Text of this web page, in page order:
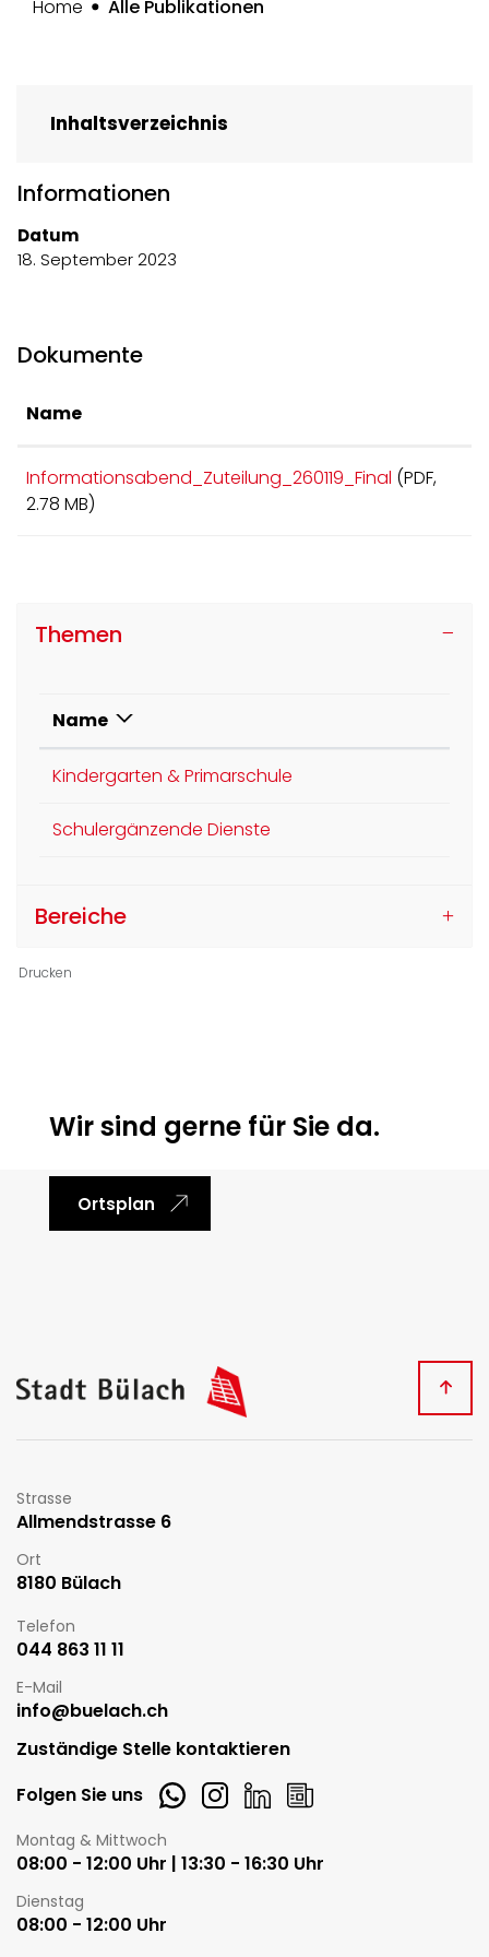
Home Alle Publikationen
Inhaltsverzeichnis
Informationen
Datum
18. September 2023
Dokumente
Name
Informationsabend_Zuteilung_260119_Final (PDF,
2.78 MB)
Themen
Name
Kindergarten & Primarschule
Schulergänzende Dienste
Bereiche
Drucken
Wir sind gerne für Sie da.
Ortsplan
Kontakt
Strasse
Allmendstrasse 6
Ort
8180 Bülach
Telefon
044 863 11 11
E-Mail
info@buelach.ch
Zuständige Stelle kontaktieren
Folgen Sie uns
WhatsappInstagram
LinkedInNewsletter
Öffnungszeiten
Montag & Mittwoch
08:00 - 12:00 Uhr | 13:30 - 16:30 Uhr
Dienstag
08:00 - 12:00 Uhr